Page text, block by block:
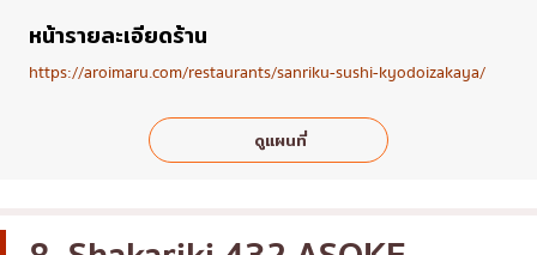
หน้ารายละเอียดร้าน
https://aroimaru.com/restaurants/sanriku-sushi-kyodoizakaya/
ดูแผนที่